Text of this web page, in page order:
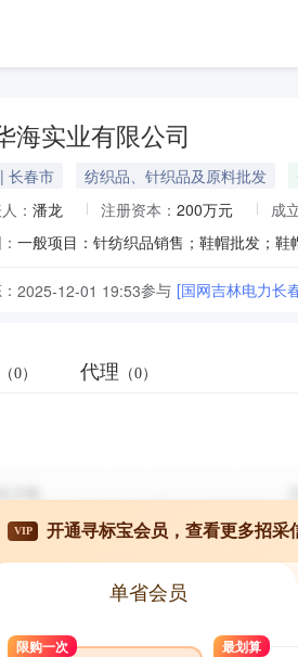
海实业有限公司
长春市 纺织品、针织品及原料批发
： 潘龙 注册资本： 200万元
成
2025-12-01 19:53参与 [国网吉林电力长
（0） 代理 （0）
VIP 开通寻标宝会员，查看更多招采
单省会员
限购一次 最划算